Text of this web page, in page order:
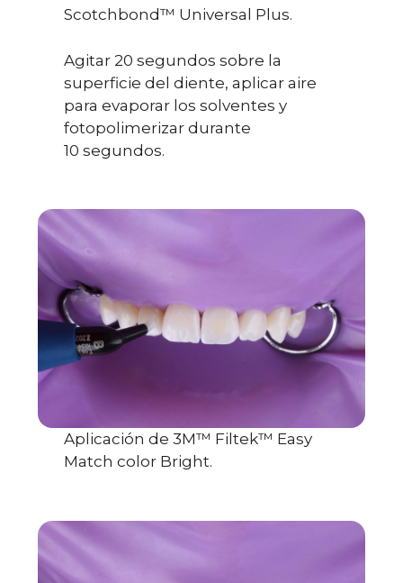
Scotchbond™ Universal Plus.
Agitar 20 segundos sobre la
superficie del diente, aplicar aire
para evaporar los solventes y
fotopolimerizar durante
10 segundos.
Aplicación de 3M™ Filtek™ Easy
Match color Bright.